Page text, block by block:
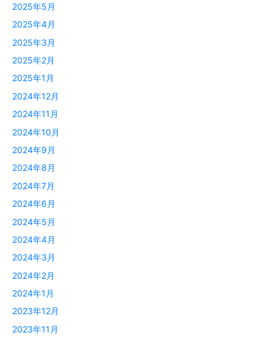
2025年5月
2025年4月
2025年3月
2025年2月
2025年1月
2024年12月
2024年11月
2024年10月
2024年9月
2024年8月
2024年7月
2024年6月
2024年5月
2024年4月
2024年3月
2024年2月
2024年1月
2023年12月
2023年11月